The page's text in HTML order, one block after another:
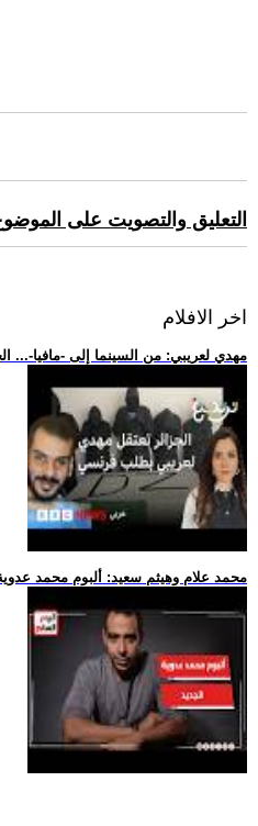
التعليق والتصويت على
اخر الافلام
.. مهدي لعريبي: من السينما إلى -مافيا-...
.. محمد علام وهيثم سعيد: ألبوم محمد